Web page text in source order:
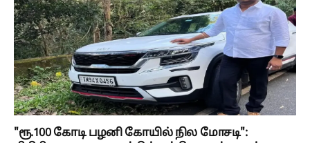
"ரூ.100 கோடி பழனி கோயில் நில மோசடி":